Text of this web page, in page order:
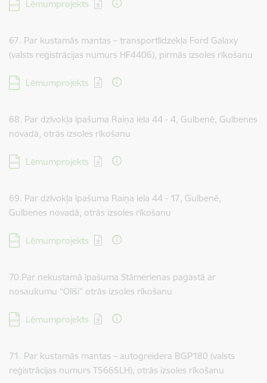
Lēmumprojekts
67. Par kustamās mantas – transportlīdzekļa Ford Galaxy
(valsts reģistrācijas numurs HF4406), pirmās izsoles rīkošanu
Lejupielādēt:
Lēmumprojekts
68. Par dzīvokļa īpašuma Raiņa iela 44 - 4, Gulbenē, Gulbenes
novadā, otrās izsoles rīkošanu
Lejupielādēt:
Lēmumprojekts
69. Par dzīvokļa īpašuma Raiņa iela 44 - 17, Gulbenē,
Gulbenes novadā, otrās izsoles rīkošanu
Lejupielādēt:
Lēmumprojekts
70.Par nekustamā īpašuma Stāmerienas pagastā ar
nosaukumu “Olīši” otrās izsoles rīkošanu
Lejupielādēt:
Lēmumprojekts
71. Par kustamās mantas – autogreidera BGP180 (valsts
reģistrācijas numurs T5665LH), otrās izsoles rīkošanu